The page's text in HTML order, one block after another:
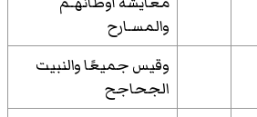
والمسـارح
وقيس جميعًا والنبيت
الجحاجح